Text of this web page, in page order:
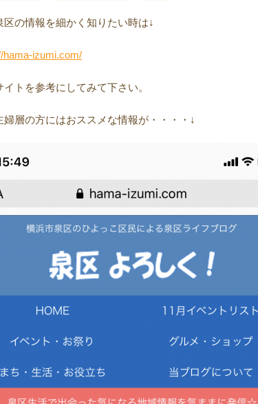
区の情報を細かく知りたい時は↓
hama-izumi.com/
イトを参考にしてみて下さい。
婦層の方にはおススメな情報が・・・・↓